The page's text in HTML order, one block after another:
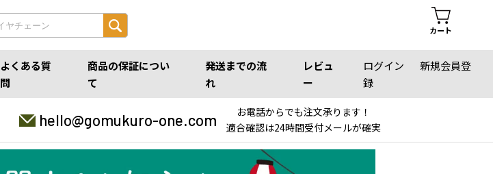
カート
よくある質
問
商品の保証につい
て
発送までの流
れ
レビュ
ー
ログイン
新規会員登
録
hello@gomukuro-one.com
お電話からでも注文承ります！
適合確認は24時間受付メールが確実